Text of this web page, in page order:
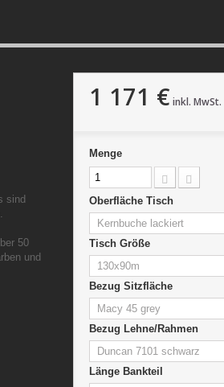
sind
50
und
1 171 € inkl. MwSt.
Menge
Oberfläche Tisch
Tisch Größe
Bezug Sitzfläche
Bezug Lehne/Rahmen
Länge Bankteil